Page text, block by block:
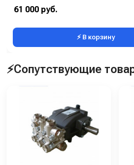
61 000 руб.
⚡ В корзину
⚡Сопутствующие